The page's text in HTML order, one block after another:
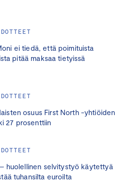
ei tiedä, että poimituista
pitää maksaa tietyissä
osuus First North -yhtiöiden
27 prosenttiin
huolellinen selvitystyö käytettyä
tuhansilta euroilta